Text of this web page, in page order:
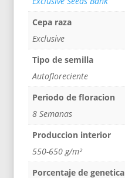
Cepa raza
Exclusive
Tipo de semilla
Autofloreciente
Periodo de floracion
8 Semanas
Produccion interior
550-650 g/m²
Porcentaje de genetica